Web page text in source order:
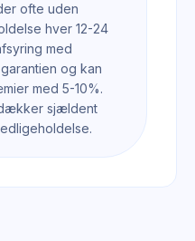
ofte uden
hver 12-24
med
og kan
med 5-10%.
sjældent